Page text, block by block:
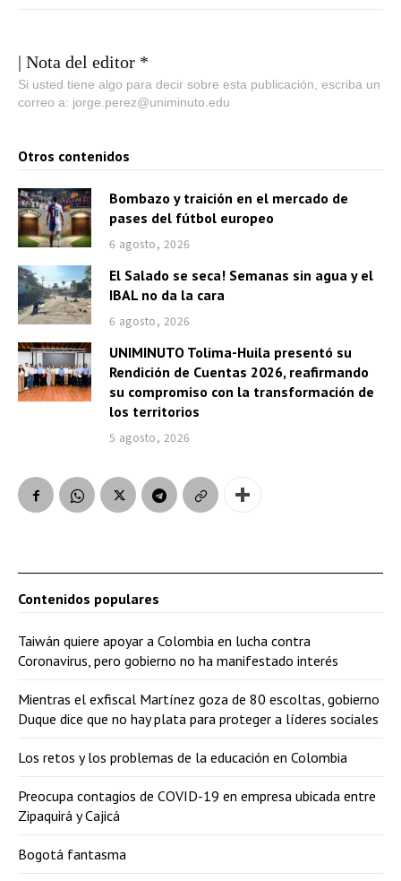
| Nota del editor *
Si usted tiene algo para decir sobre esta publicación, escriba un
correo a: jorge.perez@uniminuto.edu
Otros contenidos
Bombazo y traición en el mercado de
pases del fútbol europeo
6 agosto, 2026
El Salado se seca! Semanas sin agua y el
IBAL no da la cara
6 agosto, 2026
UNIMINUTO Tolima-Huila presentó su
Rendición de Cuentas 2026, reafirmando
su compromiso con la transformación de
los territorios
5 agosto, 2026
Contenidos populares
Taiwán quiere apoyar a Colombia en lucha contra
Coronavirus, pero gobierno no ha manifestado interés
Mientras el exfiscal Martínez goza de 80 escoltas, gobierno
Duque dice que no hay plata para proteger a líderes sociales
Los retos y los problemas de la educación en Colombia
Preocupa contagios de COVID-19 en empresa ubicada entre
Zipaquirá y Cajicá
Bogotá fantasma